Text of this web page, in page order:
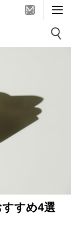
すめ4選